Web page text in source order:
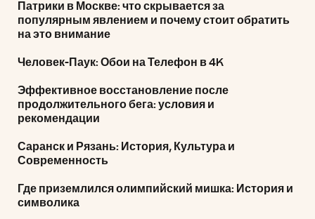
Патрики в Москве: что скрывается за
популярным явлением и почему стоит обратить
на это внимание
Человек-Паук: Обои на Телефон в 4K
Эффективное восстановление после
продолжительного бега: условия и
рекомендации
Саранск и Рязань: История, Культура и
Современность
Где приземлился олимпийский мишка: История и
символика